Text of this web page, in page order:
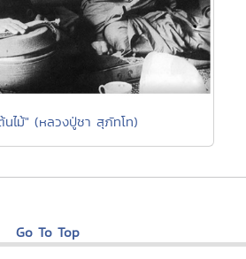
ไม้" (หลวงปู่ชา สุภัทโท)
Go To Top